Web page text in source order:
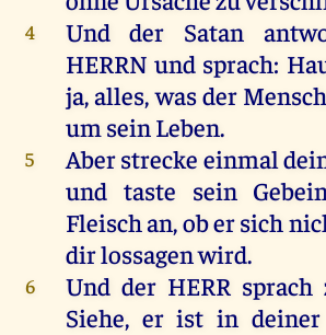
4 Und der Satan
HERRN und sprach:
ja,alles,wasder Mensch
um seinLeben.
5 Aberstrecke einmal
und taste sein
Fleischan,obersich
dirlossagenwird.
6 Und der HERR sprach
Siehe, er ist in deiner